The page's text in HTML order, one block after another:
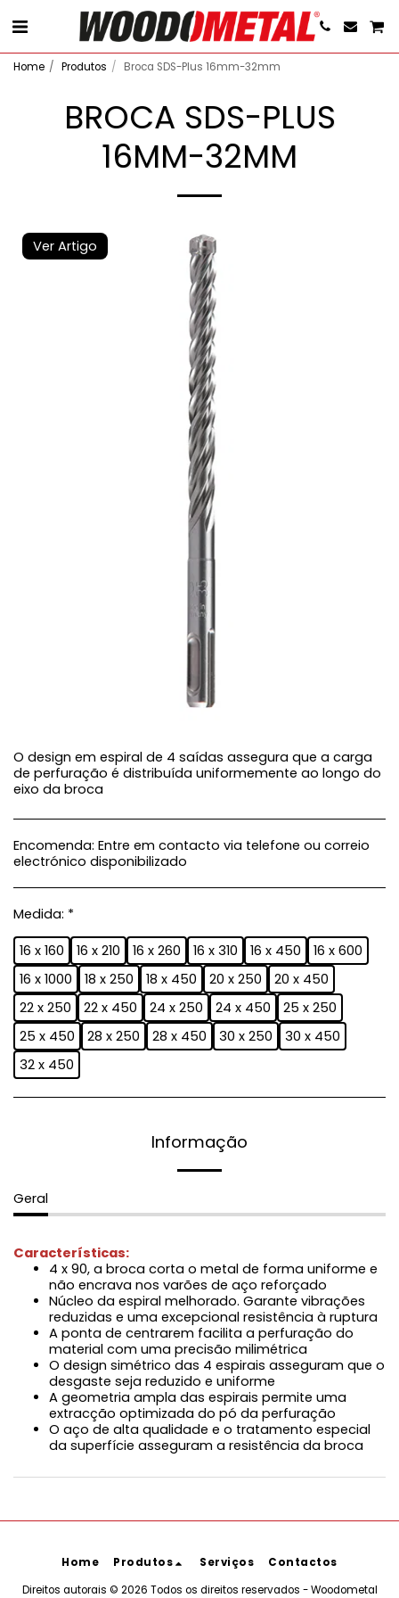
Home Produtos Broca SDS-Plus 16mm-32mm
BROCA SDS-PLUS
16MM-32MM
Ver Artigo
O design em espiral de 4 saídas assegura que a carga
de perfuração é distribuída uniformemente ao longo do
eixo da broca
Encomenda: Entre em contacto via telefone ou correio
electrónico disponibilizado
Medida: *
16 x 160 16 x 210 16 x 260 16 x 310 16 x 450
16 x 600
16 x 1000
18 x 250 18 x 450 20 x 250
20 x 450
22 x 250
22 x 450 24 x 250 24 x 450
25 x 250
25 x 450
28 x 250 28 x 450 30 x 250
30 x 450
32 x 450
Informação
Geral
Características:
4 x 90, a broca corta o metal de forma uniforme e
não encrava nos varões de aço reforçado
Núcleo da espiral melhorado. Garante vibrações
reduzidas e uma excepcional resistência à ruptura
A ponta de centrarem facilita a perfuração do
material com uma precisão milimétrica
O design simétrico das 4 espirais asseguram que o
desgaste seja reduzido e uniforme
A geometria ampla das espirais permite uma
extracção optimizada do pó da perfuração
O aço de alta qualidade e o tratamento especial
da superfície asseguram a resistência da broca
Home Produtos Serviços
Contactos
Direitos autorais © 2026 Todos os direitos reservados -Woodometal